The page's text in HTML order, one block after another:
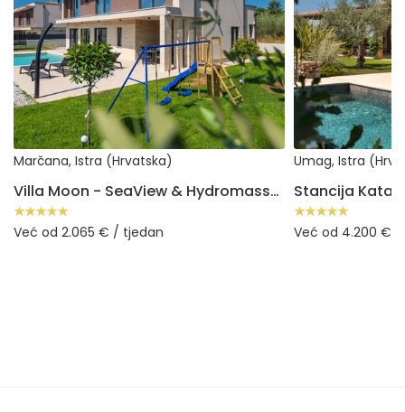
Marčana, Istra (Hrvatska)
Villa Moon - SeaView & Hydromassage
Već od 2.065 € / tjedan
Umag, Istra
Stancija
Već od 4.200 €